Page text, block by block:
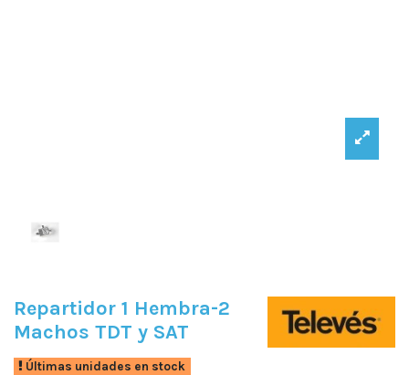
Repartidor 1 Hembra-2
Machos TDT y SAT
Últimas unidades en stock